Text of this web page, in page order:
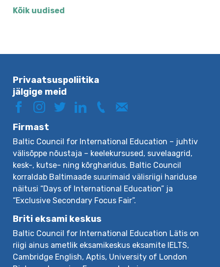
Kõik uudised
Privaatsuspoliitika
jälgige meid
Firmast
Baltic Council for International Education – juhtiv
välisõppe nõustaja – keelekursused, suvelaagrid,
kesk-, kutse- ning kõrgharidus. Baltic Council
korraldab Baltimaade suurimaid välisriigi hariduse
näitusi “Days of International Education” ja
“Exclusive Secondary Focus Fair”.
Briti eksami keskus
Baltic Council for International Education Lätis on
riigi ainus ametlik eksamikeskus eksamite IELTS,
Cambridge English, Aptis, University of London